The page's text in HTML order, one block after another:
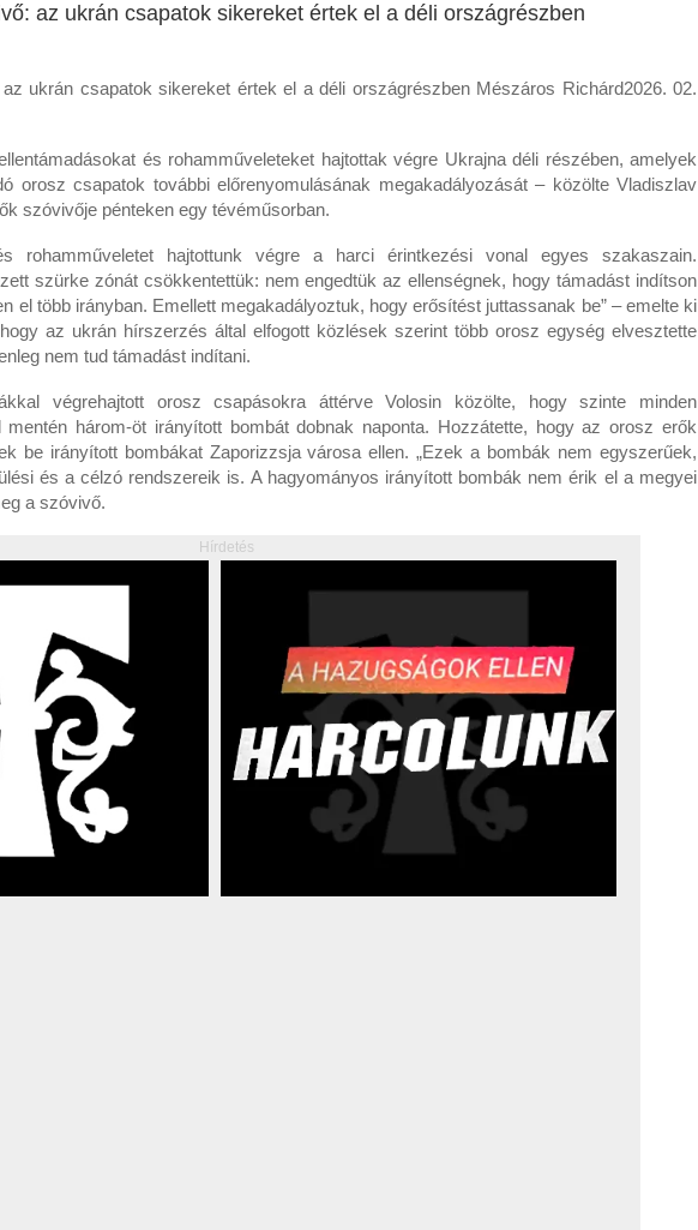
az ukrán csapatok sikereket értek el a déli országrészben
ukrán csapatok sikereket értek el a déli országrészben Mészáros Richárd2026. 02.
és rohamműveleteket hajtottak végre Ukrajna déli részében, amelyek
orosz csapatok további előrenyomulásának megakadályozását – közölte Vladiszlav
szóvivője pénteken egy tévéműsorban.
rohamműveletet hajtottunk végre a harci érintkezési vonal egyes szakaszain.
szürke zónát csökkentettük: nem engedtük az ellenségnek, hogy támadást indítson
el több irányban. Emellett megakadályoztuk, hogy erősítést juttassanak be” – emelte ki
az ukrán hírszerzés által elfogott közlések szerint több orosz egység elvesztette
nem tud támadást indítani.
végrehajtott orosz csapásokra áttérve Volosin közölte, hogy szinte minden
mentén három-öt irányított bombát dobnak naponta. Hozzátette, hogy az orosz erők
be irányított bombákat Zaporizzsja városa ellen. „Ezek a bombák nem egyszerűek,
és a célzó rendszereik is. A hagyományos irányított bombák nem érik el a megyei
a szóvivő.
Hírdetés